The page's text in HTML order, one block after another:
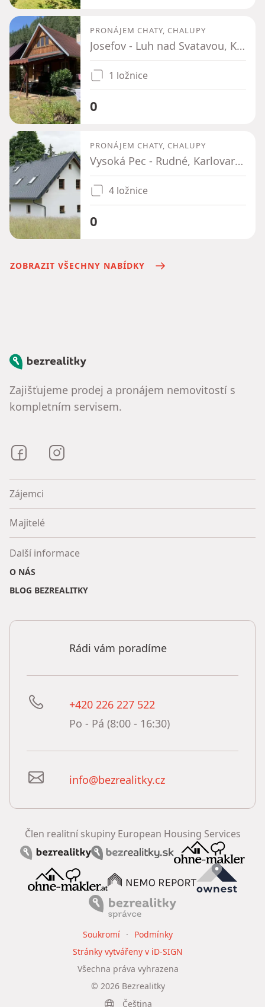
PRONÁJEM CHATY, CHALUPY
Josefov - Luh nad Svatavou, Karlovarský kraj
1 ložnice
0
PRONÁJEM CHATY, CHALUPY
Vysoká Pec - Rudné, Karlovarský kraj
4 ložnice
0
ZOBRAZIT VŠECHNY NABÍDKY
Bezrealitky
Zajišťujeme prodej a pronájem nemovitostí s
kompletním servisem.
Bezrealitky na Facebooku
Zájemci
Majitelé
Další informace
O NÁS
BLOG BEZREALITKY
Rádi vám poradíme
+420 226 227 522
Po - Pá (8:00 - 16:30)
info@bezrealitky.cz
Člen realitní skupiny European Housing Services
© 2026Bezrealitky
Všechna práva vyhrazena
Soukromí
Podmínky
Stránky vytvářeny v iD-SIGN
Čeština